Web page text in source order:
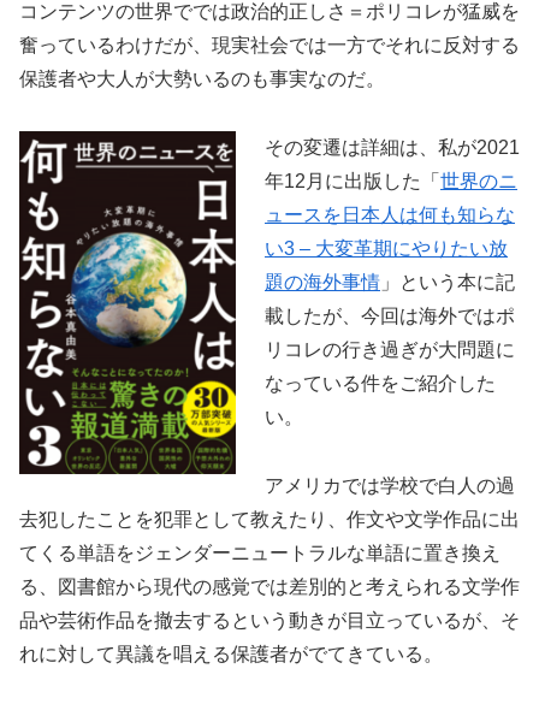
コンテンツの世界ででは政治的正しさ＝ポリコレが猛威を
奮っているわけだが、現実社会では一方でそれに反対する
保護者や大人が大勢いるのも事実なのだ。
その変遷は詳細は、私が2021
年12月に出版した「 世界のニ
ュースを日本人は何も知らな
い3 – 大変革期にやりたい放
題の海外事情 」という本に記
載したが、今回は海外ではポ
リコレの行き過ぎが大問題に
なっている件をご紹介した
い。
アメリカでは学校で白人の過
去犯したことを犯罪として教えたり、作文や文学作品に出
てくる単語をジェンダーニュートラルな単語に置き換え
る、図書館から現代の感覚では差別的と考えられる文学作
品や芸術作品を撤去するという動きが目立っているが、そ
れに対して異議を唱える保護者がでてきている。